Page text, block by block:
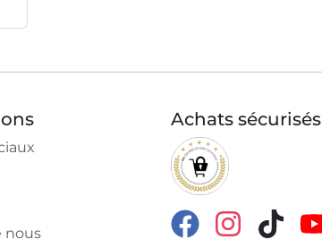
nous
Achats sécurisés